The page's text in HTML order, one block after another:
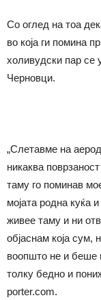
Со оглед на тоа
во која ги помина
холивудски пар се
Черновци.
„Слетавме на
никаква
таму го поминав
мојата родна куќа
живее таму и ни
објаснам која
воопшто не и беше
толку бедно и
porter.com.